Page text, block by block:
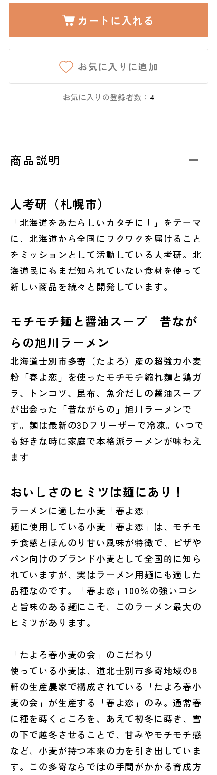
カートに入れる
お気に入りに追加
お気に入りの登録者数： 4
商品説明
人考研（札幌市）
「北海道をあたらしいカタチに！」をテーマ
に、北海道から全国にワクワクを届けること
をミッションとして活動している人考研。北
海道民にもまだ知られていない食材を使って
新しい商品を続々と開発しています。
モチモチ麺と醤油スープ 昔なが
らの旭川ラーメン
北海道士別市多寄（たよろ）産の超強力小麦
粉「春よ恋」を使ったモチモチ縮れ麺と鶏ガ
ラ、トンコツ、昆布、魚介だしの醤油スープ
が出会った「昔ながらの」旭川ラーメンで
す。麺は最新の3Dフリーザーで冷凍。いつで
も好きな時に家庭で本格派ラーメンが味わえ
ます
おいしさのヒミツは麺にあり！
ラーメンに適した小麦「春よ恋」
麺に使用している小麦「春よ恋」は、モチモ
チ食感とほんのり甘い風味が特徴で、ピザや
パン向けのブランド小麦として全国的に知ら
れていますが、実はラーメン用麺にも適した
品種なのです。「春よ恋」100％の強いコシ
と旨味のある麺にこそ、このラーメン最大の
ヒミツがあります。
「たよろ春小麦の会」のこだわり
使っている小麦は、道北士別市多寄地域の8
軒の生産農家で構成されている「たよろ春小
麦の会」が生産する「春よ恋」のみ。通常春
に種を蒔くところを、あえて初冬に蒔き、雪
の下で越冬させることで、甘みやモチモチ感
など、小麦が持つ本来の力を引き出していま
す。この多寄ならではの手間がかかる育成方